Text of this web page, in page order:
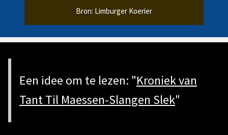
Bron: Limburger Koerier
Een idee om te lezen: "Kroniek van
Tant Til Maessen-Slangen Slek"